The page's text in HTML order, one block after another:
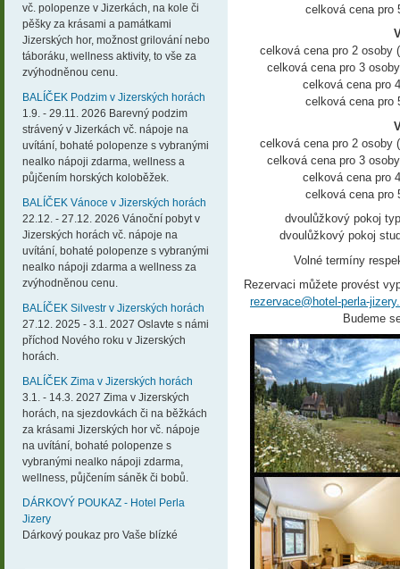
vč. polopenze v Jizerkách, na kole či
pěšky za krásami a památkami
Jizerských hor, možnost grilování nebo
táboráku, wellness aktivity, to vše za
zvýhodněnou cenu.
BALÍČEK Podzim v Jizerských horách
1.9. - 29.11. 2026 Barevný podzim
strávený v Jizerkách vč. nápoje na
uvítání, bohaté polopenze s vybranými
nealko nápoji zdarma, wellness a
půjčením horských koloběžek.
BALÍČEK Vánoce v Jizerských horách
22.12. - 27.12. 2026 Vánoční pobyt v
Jizerských horách vč. nápoje na
uvítání, bohaté polopenze s vybranými
nealko nápoji zdarma a wellness za
zvýhodněnou cenu.
BALÍČEK Silvestr v Jizerských horách
27.12. 2025 - 3.1. 2027 Oslavte s námi
příchod Nového roku v Jizerských
horách.
BALÍČEK Zima v Jizerských horách
3.1. - 14.3. 2027 Zima v Jizerských
horách, na sjezdovkách či na běžkách
za krásami Jizerských hor vč. nápoje
na uvítání, bohaté polopenze s
vybranými nealko nápoji zdarma,
wellness, půjčením sáněk či bobů.
DÁRKOVÝ POUKAZ - Hotel Perla
Jizery
Dárkový poukaz pro Vaše blízké
celková cena pro
celková cena pro 2 osoby
celková cena pro 3
celková cena pro
celková cena pro
celková cena pro 2 osoby
celková cena pro 3
celková cena pro
celková cena pro
dvoulůžkový pokoj
dvoulůžkový pokoj
Volné termíny
Rezervaci můžete provést
rezervace@hotel-perla-
Budeme